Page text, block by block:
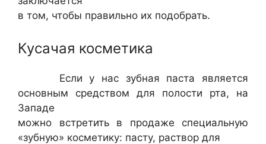
в том, чтобы правильно их подобрать.
Кусачая косметика
Если у нас зубная паста является
основным средством для полости рта, на
Западе
можно встретить в продаже специальную
«зубную» косметику: пасту, раствор для